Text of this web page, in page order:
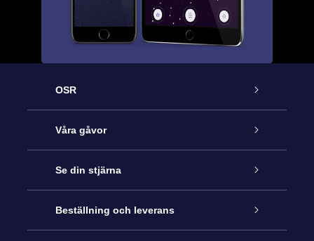
OSR
Kundtjänst
Kontakta oss
Blogg
Våra gåvor
Online-Stjärngåva
OSR Gåvopaket
Se din stjärna
Stjärnregiste
Beställning och leverans